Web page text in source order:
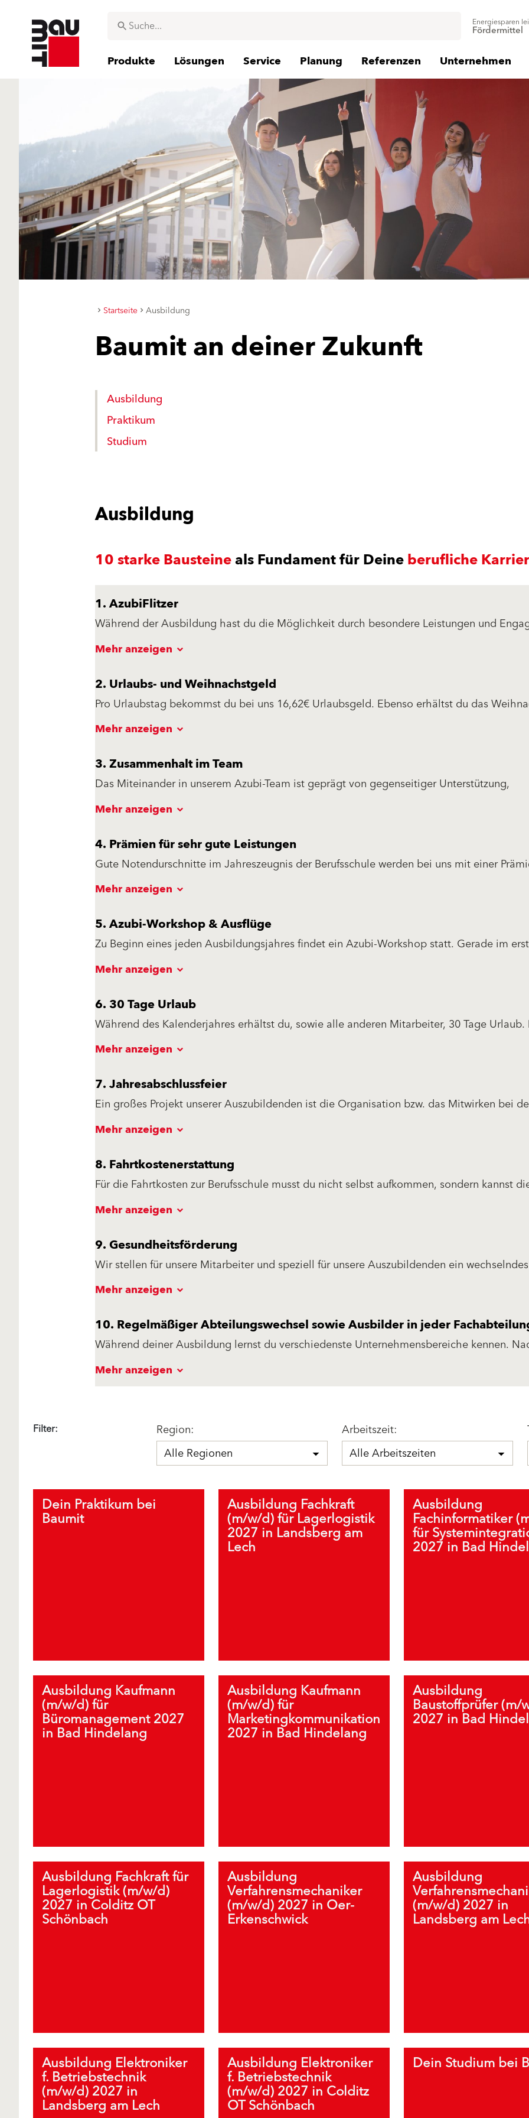
Energiesparen
Fördermittel
Produkte Lösungen Service Planung Referenzen Unternehmen
Startseite Ausbildung
Baumit an deiner Zukunft
Ausbildung
Praktikum
Studium
Ausbildung
10 starke Bausteineals Fundament für Deineberufliche
1. AzubiFlitzer
Während der Ausbildung hast du die Möglichkeit durch besondere Leistungen und
zwei Monate Fahrspaß mit unserem AzubiFlitzer zu erhalten. & das Beste daran? Alle mit
Flitzer verbundenen Kosten laufen über Baumit.
Mehr anzeigen
2. Urlaubs- und Weihnachstgeld
Pro Urlaubstag bekommst du bei uns 16,62€ Urlaubsgeld. Ebenso erhältst du das
in Form einer Staffelung.
Mehr anzeigen
3. Zusammenhalt im Team
Das Miteinander in unserem Azubi-Team ist geprägt von gegenseitiger Unterstützung,
respektvollem Umgang sowie Offenheit. Jeder hat die Möglichkeit sich mit eigenen Ideen,
Kreativität und Meinung einzubringen.
Mehr anzeigen
4. Prämien für sehr gute Leistungen
Gute Notendurschnitte im Jahreszeugnis der Berufsschule werden bei uns mit einer
belohnt. Anstrengen lohnt sich also.
Mehr anzeigen
5. Azubi-Workshop & Ausflüge
Zu Beginn eines jeden Ausbildungsjahres findet ein Azubi-Workshop statt. Gerade im
Ausbildungsjahr hilft dir das dabei alle anderen Auszubildenden kennenzulernen. Zudem
unterjährig verschiedene Azubi-Ausflüge statt.
Mehr anzeigen
6. 30 Tage Urlaub
Während des Kalenderjahres erhältst du, sowie alle anderen Mitarbeiter, 30 Tage Urlaub.
heißt, dass du dich auch nach der Ausbildung, was die Anzahl der Urlaubstage angeht,
umstellen musst.
Mehr anzeigen
7. Jahresabschlussfeier
Ein großes Projekt unserer Auszubildenden ist die Organisation bzw. das Mitwirken bei
Organisation unserer Jahresabschlussfeier. Dabei geht es z.B. um die Budgetplanung,
Organisation der Dekoration sowie des Rahmenprogramms.
Mehr anzeigen
8. Fahrtkostenerstattung
Für die Fahrtkosten zur Berufsschule musst du nicht selbst aufkommen, sondern kannst
uns abrechnen.
Mehr anzeigen
9. Gesundheitsförderung
Wir stellen für unsere Mitarbeiter und speziell für unsere Auszubildenden ein wechselndes
Sommer- sowie Wintersportprogramm zur Verfügung.
Mehr anzeigen
10. Regelmäßiger Abteilungswechsel sowie Ausbilder in jeder
Während deiner Ausbildung lernst du verschiedenste Unternehmensbereiche kennen.
entsprechendem Ausbildungsplan wirst du in den Fachbereichen eingesetzt und erhältst
eine intensive Betreuung durch den jeweiligen Ausbilder.
Mehr anzeigen
Filter:
Region:
Alle Regionen
Arbeitszeit:
Alle Arbeitszeiten
Dein Praktikum bei
Baumit
Ausbildung Fachkraft
(m/w/d) für Lagerlogistik
2027 in Landsberg am
Lech
Ausbildung
Fachinformatiker
für
2027 in Bad
Ausbildung Kaufmann
(m/w/d) für
Büromanagement 2027
in Bad Hindelang
Ausbildung Kaufmann
(m/w/d) für
Marketingkommunikation
2027 in Bad Hindelang
Ausbildung
Baustoffprüfer (m/
2027 in Bad
Ausbildung Fachkraft für
Lagerlogistik (m/w/d)
2027 in Colditz OT
Schönbach
Ausbildung
Verfahrensmechaniker
(m/w/d) 2027 in Oer-
Erkenschwick
Ausbildung
(m/w/d) 2027 in
Landsberg am
Ausbildung Elektroniker
f. Betriebstechnik
(m/w/d) 2027 in
Landsberg am Lech
Ausbildung Elektroniker
f. Betriebstechnik
(m/w/d) 2027 in Colditz
OT Schönbach
Dein Studium bei